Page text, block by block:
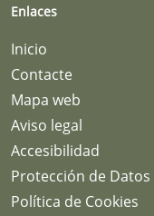
Enlaces
Inicio
Contacte
Mapa web
Aviso legal
Accesibilidad
Protección de Datos
Política de Cookies